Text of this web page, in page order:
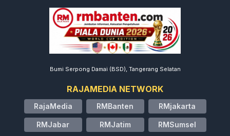
Bumi Serpong Damai (BSD), Tangerang Selatan
RAJAMEDIA NETWORK
RajaMedia RMBanten RMjakarta
RMJabar RMJatim RMSumsel